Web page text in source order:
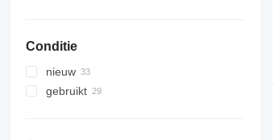
Conditie
nieuw
gebruikt